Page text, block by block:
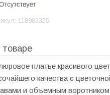
118982325
платье красивого
качества с
и объемным